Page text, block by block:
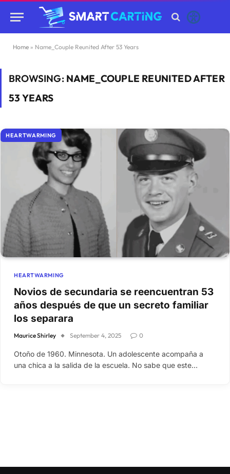
Home » Name_Couple Reunited After 53 Years
BROWSING: NAME_COUPLE REUNITED AFTER
53 YEARS
HEARTWARMING
HEARTWARMING
Novios de secundaria se reencuentran 53
años después de que un secreto familiar
los separara
Maurice Shirley September 4, 2025 0
Otoño de 1960. Minnesota. Un adolescente acompaña a
una chica a la salida de la escuela. No sabe que este…